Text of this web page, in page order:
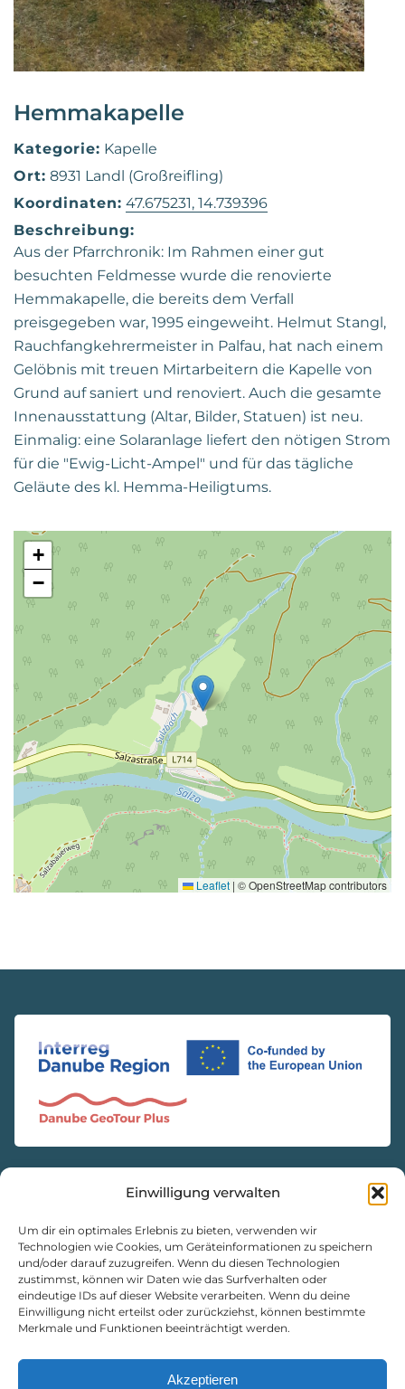
Einwilligung verwalten
Um dir ein optimales Erlebnis zu bieten, verwenden wir
Technologien wie Cookies, um Geräteinformationen zu speichern
und/oder darauf zuzugreifen. Wenn du diesen Technologien
zustimmst, können wir Daten wie das Surfverhalten oder
eindeutige IDs auf dieser Website verarbeiten. Wenn du deine
Einwilligung nicht erteilst oder zurückziehst, können bestimmte
Merkmale und Funktionen beeinträchtigt werden.
Akzeptieren
Hemmakapelle
Kategorie: Kapelle
Ort: 8931 Landl (Großreifling)
Koordinaten: 47.675231, 14.739396
Beschreibung:
Aus der Pfarrchronik: Im Rahmen einer gut
besuchten Feldmesse wurde die renovierte
Hemmakapelle, die bereits dem Verfall
preisgegeben war, 1995 eingeweiht. Helmut Stangl,
Rauchfangkehrermeister in Palfau, hat nach einem
Gelöbnis mit treuen Mirtarbeitern die Kapelle von
Grund auf saniert und renoviert. Auch die gesamte
Innenausstattung (Altar, Bilder, Statuen) ist neu.
Einmalig: eine Solaranlage liefert den nötigen Strom
für die "Ewig-Licht-Ampel" und für das tägliche
Geläute des kl. Hemma-Heiligtums.
+
−
Leaflet | © OpenStreetMap contributors
Natur- und Geopark Steirische Eisenwurzen GmbH
8933 St. Gallen, Markt 35
+43 3632 7714
naturpark@eisenwurzen.com
www.eisenwurzen.com
Datenschutz|Cookie-Richtlinie